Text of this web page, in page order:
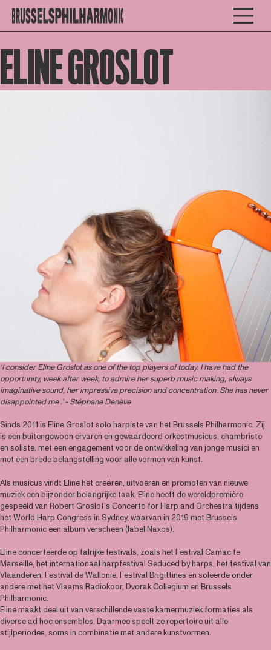
ELINE GROSLOT
‘I consider Eline Groslot as one of the top players of today. I have had the
opportunity, week after week, to admire her superb music making, always
imaginative sound, her impressive precision and concentration. She has never
disappointed me .’ - Stéphane Denève
Sinds 2011 is Eline Groslot solo harpiste van het Brussels Philharmonic. Zij
is een buitengewoon ervaren en gewaardeerd orkestmusicus, chambriste
en soliste, met een engagement voor de ontwikkeling van jonge musici en
met een brede belangstelling voor alle vormen van kunst.
Als musicus vindt Eline het creëren, uitvoeren en promoten van nieuwe
muziek een bijzonder belangrijke taak. Eline heeft de wereldpremière
gespeeld van Robert Groslot's Concerto for Harp and Orchestra tijdens
het World Harp Congress in Sydney, waarvan in 2019 met Brussels
Philharmonic een album verscheen (label Naxos).
Eline concerteerde op talrijke festivals, zoals het Festival Camac te
Marseille, het internationaal harpfestival Seduced by harps, het festival van
Vlaanderen, Festival de Wallonie, Festival Brigittines en soleerde onder
andere met het Vlaams Radiokoor, Dvorak Collegium en Brussels
Philharmonic.
Eline maakt deel uit van verschillende vaste kamermuziek formaties als
diverse ad hoc ensembles. Daarmee speelt ze repertoire uit alle
stijlperiodes, soms in combinatie met andere kunstvormen.